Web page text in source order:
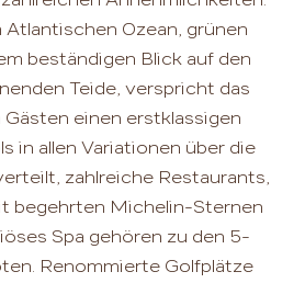
Ozean, grünen
beständigen Blick auf den
Teide, verspricht das
einen erstklassigen
in allen Variationen über die
zahlreiche Restaurants,
begehrten Michelin-Sternen
Spa gehören zu den 5-
Renommierte Golfplätze